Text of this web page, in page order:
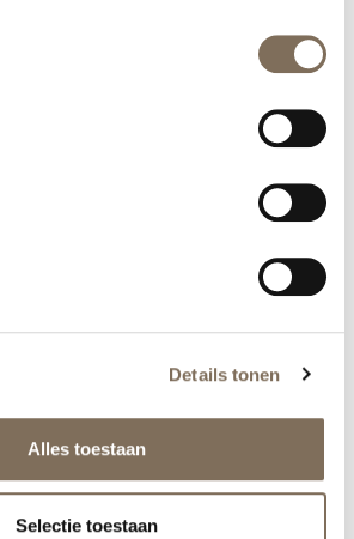
Details tonen
Alles toestaan
Selectie toestaan
deal: Laserontharing
behandeling voor wie minder wil
de zomer in wil.
scheerirritatieen ingegroeide